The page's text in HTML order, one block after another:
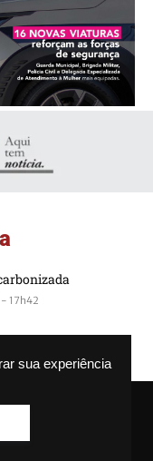
sua experiência
17h42
reservados.